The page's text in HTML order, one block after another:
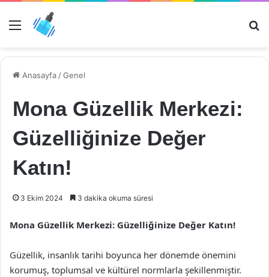
Menü
Anasayfa /Genel
Mona Güzellik Merkezi:
Güzelliğinize Değer
Katın!
3 Ekim 2024 3 dakika okuma süresi
Mona Güzellik Merkezi: Güzelliğinize Değer Katın!
Güzellik, insanlık tarihi boyunca her dönemde önemini
korumuş, toplumsal ve kültürel normlarla şekillenmiştir.